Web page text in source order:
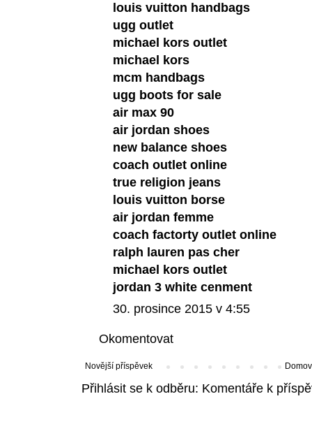
louis vuitton handbags
ugg outlet
michael kors outlet
michael kors
mcm handbags
ugg boots for sale
air max 90
air jordan shoes
new balance shoes
coach outlet online
true religion jeans
louis vuitton borse
air jordan femme
coach factorty outlet online
ralph lauren pas cher
michael kors outlet
jordan 3 white cenment
30. prosince 2015 v 4:55
Okomentovat
Novější příspěvek
Přihlásit se k odběru: Komentáře k